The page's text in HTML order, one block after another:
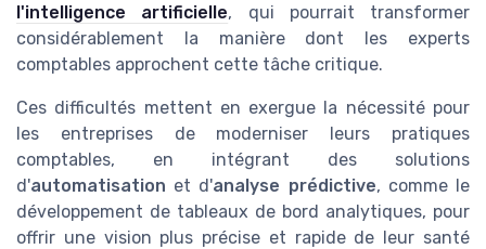
l'intelligence artificielle, qui pourrait transformer
considérablement la manière dont les experts
comptables approchent cette tâche critique.
Ces difficultés mettent en exergue la nécessité pour
les entreprises de moderniser leurs pratiques
comptables, en intégrant des solutions
d'automatisation et d'analyse prédictive, comme le
développement de tableaux de bord analytiques, pour
offrir une vision plus précise et rapide de leur santé